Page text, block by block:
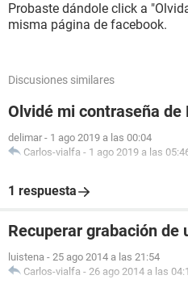
Probaste dándole click a
misma página de facebook.
Discusiones similares
Olvidé mi contraseña de
delimar - 1 ago 2019 a las 00:04
Carlos-vialfa - 1 ago 2019 a las
1 respuesta
Recuperar grabación de
luistena - 25 ago 2014 a las 21:54
Carlos-vialfa - 26 ago 2014 a las